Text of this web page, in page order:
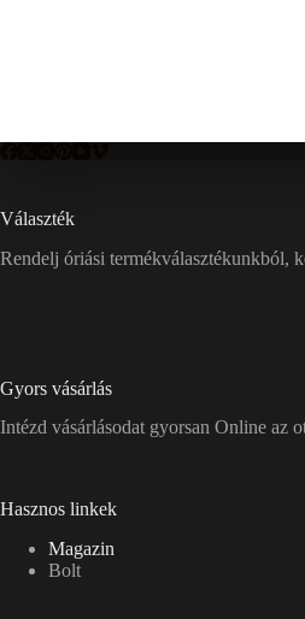
Választék
Rendelj óriási termékválasztékunkból,
Gyors vásárlás
Intézd vásárlásodat gyorsan Online az
Hasznos linkek
Magazin
Bolt